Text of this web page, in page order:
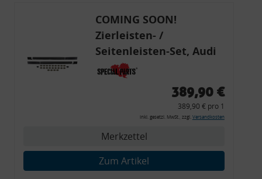
COMING SOON!
Zierleisten- /
Seitenleisten-Set, Audi
80 Cabrio, Coupe, S2, (6x
Zierleiste, 2x Kappe,
Montagewerkzeug)
389,90 €
389,90 € pro 1
inkl. gesetzl. MwSt., zzgl. Versandkosten
Merkzettel
Zum Artikel